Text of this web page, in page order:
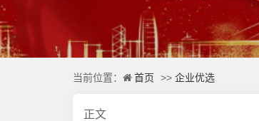
当前位置： 首页 >> 企业优选
正文